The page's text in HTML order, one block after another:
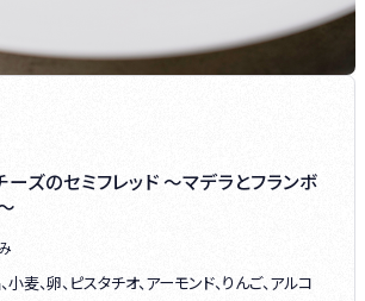
ーズのセミフレッド ～マデラとフランボ
麦、卵、ピスタチオ、アーモンド、りんご、アルコ